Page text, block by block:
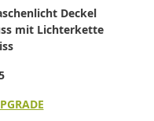
Deckel
mit Lichterkette